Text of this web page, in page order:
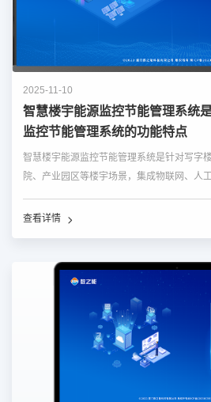
2025-11-10
智慧楼宇能源监控节能管理系统
监控节能管理系统的功能特点
智慧楼宇能源监控节能管理系统是针对写字
院、产业园区等楼宇场景，集成物联网、人
管理系统。该系统通过对电、水、气、热等
查看详情